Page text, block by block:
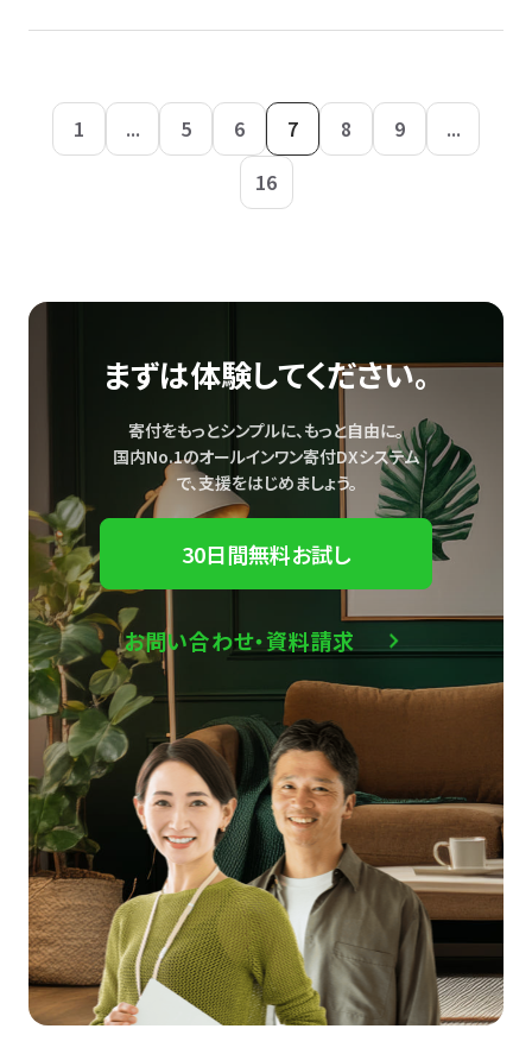
1 ... 5 6 7 8 9
...
16
まずは体験してください。
寄付をもっとシンプルに、もっと自由に。
国内No.1のオールインワン寄付DXシステム
で、支援をはじめましょう。
30日間無料お試し
お問い合わせ・資料請求